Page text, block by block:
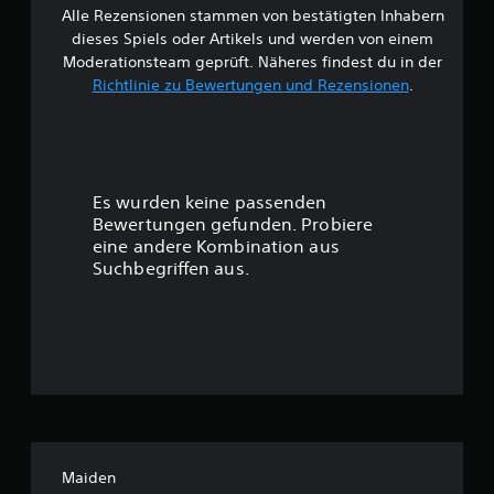
B
e
w
:
4
Alle Rezensionen stammen von bestätigten Inhabern
dieses Spiels oder Artikels und werden von einem
Moderationsteam geprüft. Näheres findest du in der
Richtlinie zu Bewertungen und Rezensionen.
Es wurden keine passenden
Bewertungen gefunden. Probiere
eine andere Kombination aus
Suchbegriffen aus.
Maiden